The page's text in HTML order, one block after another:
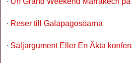
· Reser till Galapagosöarna
· Säljargument Eller En Äkta